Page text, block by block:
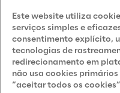
Este website utiliza
serviços simples e
consentimento explícito,
tecnologias de
redirecionamento em
não usa cookies
“aceitar todos os